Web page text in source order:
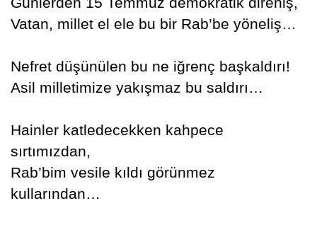
Vatan, millet el ele bu bir Rab’be yöneliş…
Nefret düşünülen bu ne iğrenç başkaldırı!
Asil milletimize yakışmaz bu saldırı…
Hainler katledecekken kahpece
sırtımızdan,
Rab’bim vesile kıldı görünmez
kullarından…